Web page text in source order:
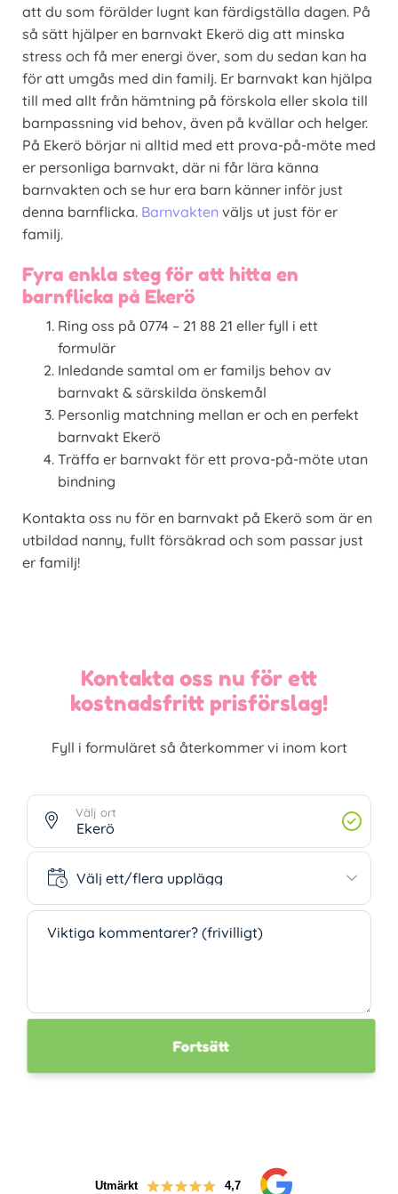
att du som förälder lugnt kan färdigställa dagen. På
så sätt hjälper en barnvakt Ekerö dig att minska
stress och få mer energi över, som du sedan kan ha
för att umgås med din familj. Er barnvakt kan hjälpa
till med allt från hämtning på förskola eller skola till
barnpassning vid behov, även på kvällar och helger.
På Ekerö börjar ni alltid med ett prova-på-möte med
er personliga barnvakt, där ni får lära känna
barnvakten och se hur era barn känner inför just
denna barnflicka. Barnvakten väljs ut just för er
familj.
Fyra enkla steg för att hitta en
barnflicka på Ekerö
Ring oss på 0774 – 21 88 21 eller fyll i ett
formulär
Inledande samtal om er familjs behov av
barnvakt & särskilda önskemål
Personlig matchning mellan er och en perfekt
barnvakt Ekerö
Träffa er barnvakt för ett prova-på-möte utan
bindning
Kontakta oss nu för en barnvakt på Ekerö som är en
utbildad nanny, fullt försäkrad och som passar just
er familj!
Kontakta oss nu för ett
kostnadsfritt prisförslag!
Fyll i formuläret så återkommer vi inom kort
Välj ort
Välj ett/flera upplägg
Välj ett/flera upplägg
Viktiga kommentarer? (frivilligt)
Fortsätt
Utmärkt 4,7